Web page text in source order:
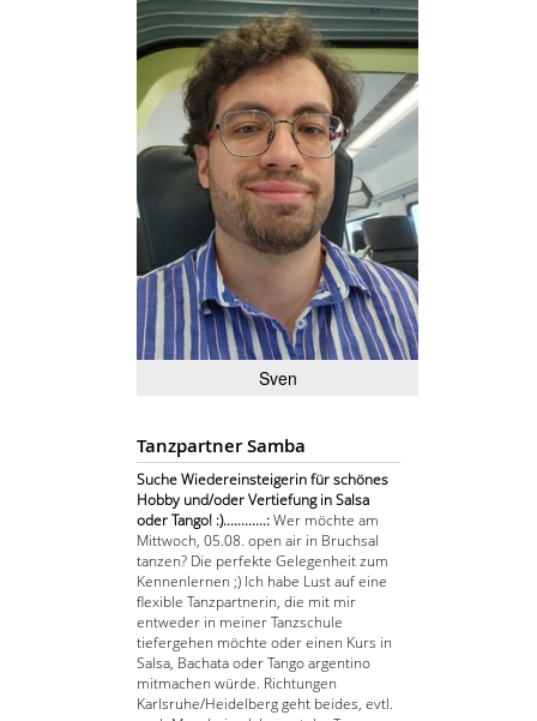
Sven
Tanzpartner Samba
Suche Wiedereinsteigerin für schönes
Hobby und/oder Vertiefung in Salsa
oder Tango! :)............:Wer möchte am
Mittwoch, 05.08. open air in Bruchsal
tanzen? Die perfekte Gelegenheit zum
Kennenlernen ;) Ich habe Lust auf eine
flexible Tanzpartnerin, die mit mir
entweder in meiner Tanzschule
tiefergehen möchte oder einen Kurs in
Salsa, Bachata oder Tango argentino
mitmachen würde. Richtungen
Karlsruhe/Heidelberg geht beides, evtl.